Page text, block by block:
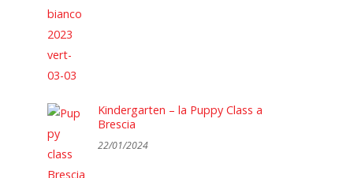
Kindergarten – la Puppy Class a
Brescia
22/01/2024